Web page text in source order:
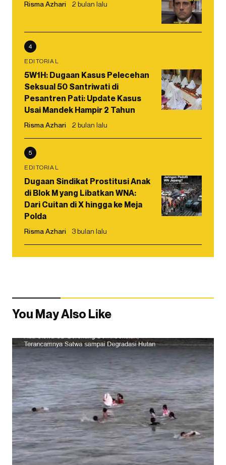
Risma Azhari 2 bulan lalu
4
EDITORIAL
5W1H: Dugaan Kasus Pelecehan
Seksual 50 Santriwati di
Pesantren Pati: Update Kasus
Usai Mandek Hampir 2 Tahun
Risma Azhari 2 bulan lalu
5
EDITORIAL
Dugaan Sindikat Prostitusi Anak
di Blok M yang Libatkan WNA:
Dari Cuitan di X hingga ke Meja
Polda
Risma Azhari 3 bulan lalu
You May Also Like